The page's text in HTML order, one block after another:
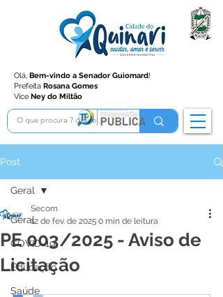
Olá, Bem-vindo a Senador Guiomard!
Prefeita Rosana Gomes
Vice Ney do Miltão
Post
Geral
COVID-19
Educação
Saúde
Geral
PE 003/2025 - Aviso de
Licitação
Secom
12 de fev. de 2025 0 min de leitura